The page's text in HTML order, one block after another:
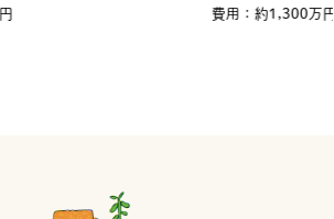
費用：約1,300万円